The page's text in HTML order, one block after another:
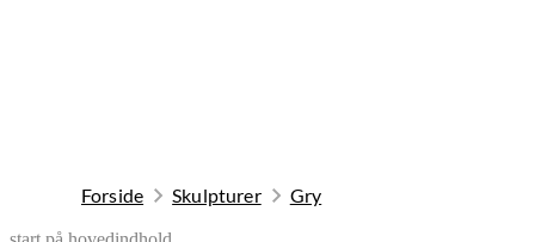
Forside Skulpturer Gry